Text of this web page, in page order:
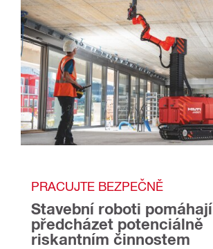
PRACUJTE BEZPEČNĚ
Stavební roboti pomáhají
předcházet potenciálně
riskantním činnostem